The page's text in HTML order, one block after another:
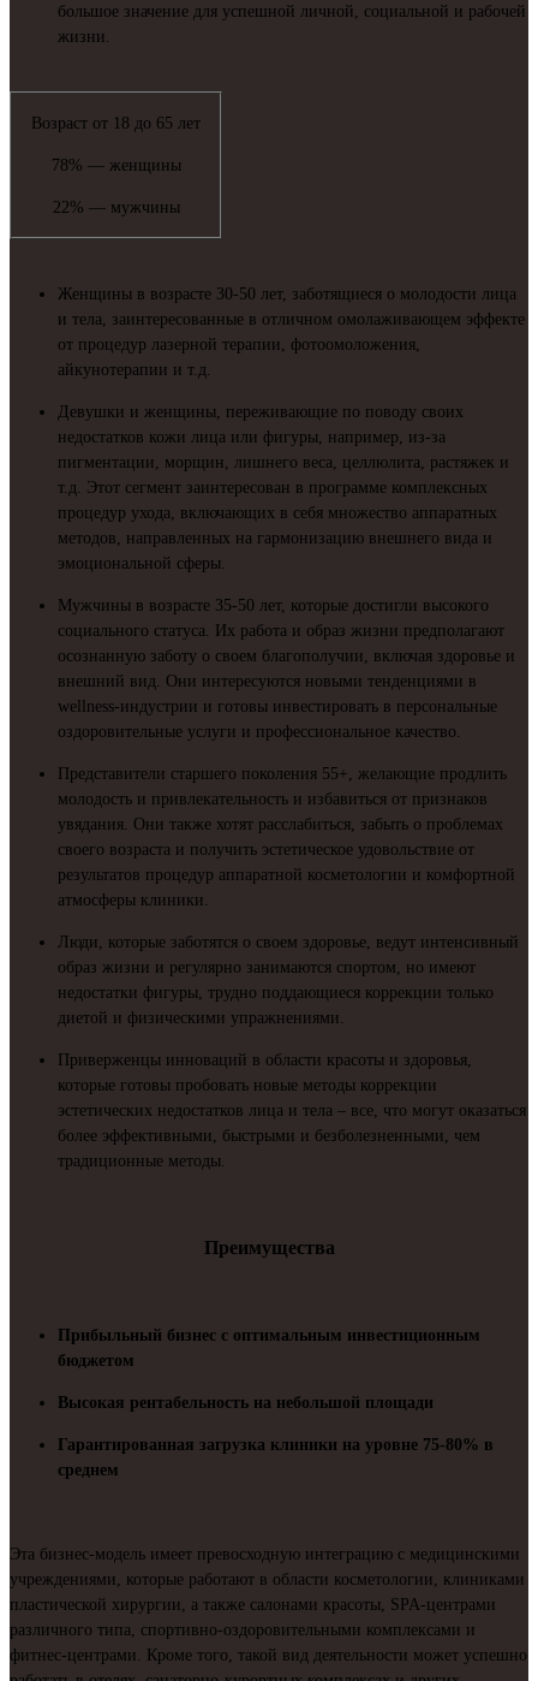
большое значение для успешной личной, социальной и рабочей
жизни.
Возраст от 18 до 65 лет
78% — женщины
22% — мужчины
Женщины в возрасте 30-50 лет, заботящиеся о молодости лица
и тела, заинтересованные в отличном омолаживающем эффекте
от процедур лазерной терапии, фотоомоложения,
айкунотерапии и т.д.
Девушки и женщины, переживающие по поводу своих
недостатков кожи лица или фигуры, например, из-за
пигментации, морщин, лишнего веса, целлюлита, растяжек и
т.д. Этот сегмент заинтересован в программе комплексных
процедур ухода, включающих в себя множество аппаратных
методов, направленных на гармонизацию внешнего вида и
эмоциональной сферы.
Мужчины в возрасте 35-50 лет, которые достигли высокого
социального статуса. Их работа и образ жизни предполагают
осознанную заботу о своем благополучии, включая здоровье и
внешний вид. Они интересуются новыми тенденциями в
wellness-индустрии и готовы инвестировать в персональные
оздоровительные услуги и профессиональное качество.
Представители старшего поколения 55+, желающие продлить
молодость и привлекательность и избавиться от признаков
увядания. Они также хотят расслабиться, забыть о проблемах
своего возраста и получить эстетическое удовольствие от
результатов процедур аппаратной косметологии и комфортной
атмосферы клиники.
Люди, которые заботятся о своем здоровье, ведут интенсивный
образ жизни и регулярно занимаются спортом, но имеют
недостатки фигуры, трудно поддающиеся коррекции только
диетой и физическими упражнениями.
Приверженцы инноваций в области красоты и здоровья,
которые готовы пробовать новые методы коррекции
эстетических недостатков лица и тела – все, что могут оказаться
более эффективными, быстрыми и безболезненными, чем
традиционные методы.
Преимущества
Прибыльный бизнес с оптимальным инвестиционным
бюджетом
Высокая рентабельность на небольшой площади
Гарантированная загрузка клиники на уровне 75-80% в
среднем
Эта бизнес-модель имеет превосходную интеграцию с медицинскими
учреждениями, которые работают в области косметологии, клиниками
пластической хирургии, а также салонами красоты, SPA-центрами
различного типа, спортивно-оздоровительными комплексами и
фитнес-центрами. Кроме того, такой вид деятельности может успешно